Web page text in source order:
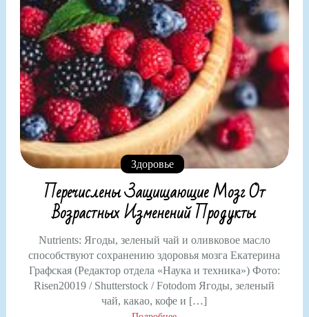
Здоровье
Перечислены Защищающие Мозг От
Возрастных Изменений Продукты
Nutrients: Ягоды, зеленый чай и оливковое масло
способствуют сохранению здоровья мозга Екатерина
Графская (Редактор отдела «Наука и техника») Фото:
Risen20019 / Shutterstock / Fotodom Ягоды, зеленый
чай, какао, кофе и […]